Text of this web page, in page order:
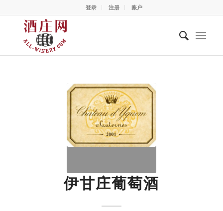
登录 注册 账户
伊甘庄葡萄酒